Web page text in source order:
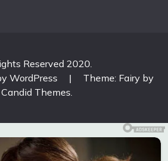
Reserved 2020.
WordPress
|
Theme: Fairy by
Candid Themes